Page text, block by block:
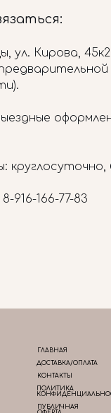
ул. Кирова, 45к2
круглосуточно,
8-916-166-77-83
ГЛАВНАЯ
ДОСТАВКА/ОПЛАТА
КОНТАКТЫ
ПОЛИТИКА
ПУБЛИЧНАЯ